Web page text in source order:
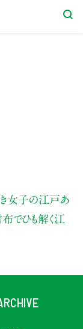
女子の江戸あ
布でひも解く江